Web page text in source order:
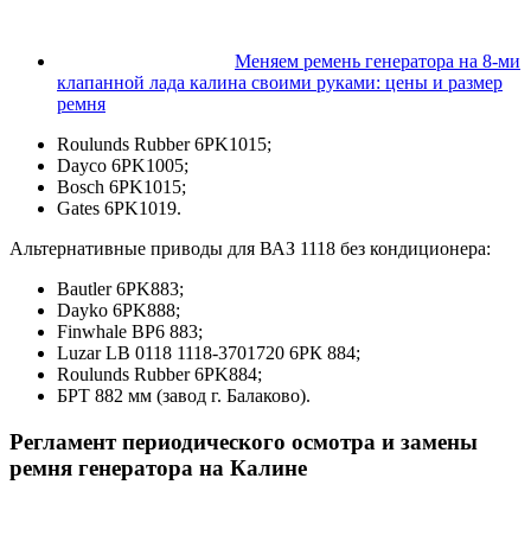
Меняем ремень генератора на 8-ми
клапанной лада калина своими руками: цены и размер
ремня
Roulunds Rubber 6PK1015;
Dayco 6PK1005;
Bosch 6PK1015;
Gates 6PK1019.
Альтернативные приводы для ВАЗ 1118 без кондиционера:
Bautler 6PK883;
Dayko 6PK888;
Finwhale BP6 883;
Luzar LB 0118 1118-3701720 6РК 884;
Roulunds Rubber 6PK884;
БРТ 882 мм (завод г. Балаково).
Регламент периодического осмотра и замены
ремня генератора на Калине